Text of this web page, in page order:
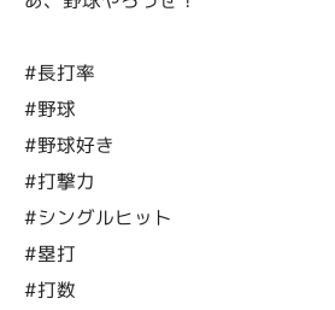
#長打率
#野球
#野球好き
#打撃力
#シングルヒット
#塁打
#打数